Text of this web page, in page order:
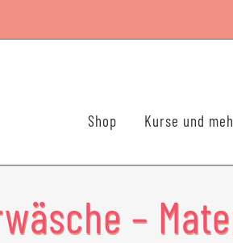
Shop Kurse und
–